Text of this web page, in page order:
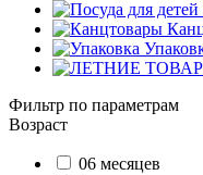
Фильтр по параметрам
Возраст
06 месяцев